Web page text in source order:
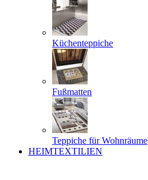
Küchenteppiche
Fußmatten
Teppiche für Wohnräume
HEIMTEXTILIEN